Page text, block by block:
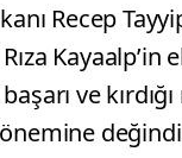
Recep
Kayaalp’in
ve